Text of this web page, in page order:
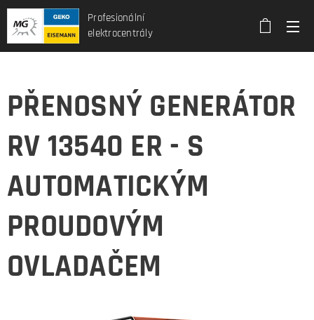
Profesionální
elektrocentrály
PŘENOSNÝ GENERÁTOR
RV 13540 ER - S
AUTOMATICKÝM
PROUDOVÝM
OVLADAČEM